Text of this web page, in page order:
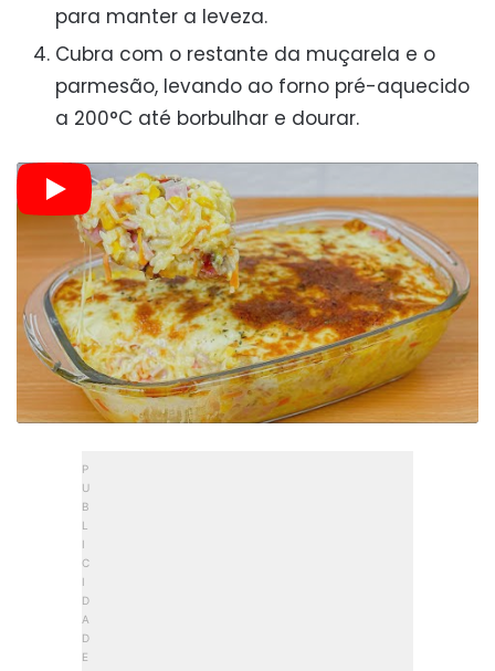
para manter a leveza.
Cubra com o restante da muçarela e o
parmesão, levando ao forno pré-aquecido
a 200°C até borbulhar e dourar.